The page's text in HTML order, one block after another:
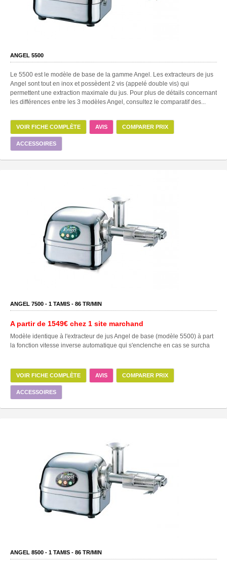
ANGEL 5500
Le 5500 est le modèle de base de la gamme Angel. Les extracteurs de jus
Angel sont tout en inox et possèdent 2 vis (appelé double vis) qui
permettent une extraction maximale du jus. Pour plus de détails concernant
les différences entre les 3 modèles Angel, consultez le comparatif des...
VOIR FICHE COMPLÈTE AVIS COMPARER PRIX
ACCESSOIRES
ANGEL 7500 - 1 TAMIS - 86 TR/MIN
A partir de 1549€ chez 1 site marchand
Modèle identique à l'extracteur de jus Angel de base (modèle 5500) à part
la fonction vitesse inverse automatique qui s'enclenche en cas se surcha
VOIR FICHE COMPLÈTE AVIS COMPARER PRIX
ACCESSOIRES
ANGEL 8500 - 1 TAMIS - 86 TR/MIN